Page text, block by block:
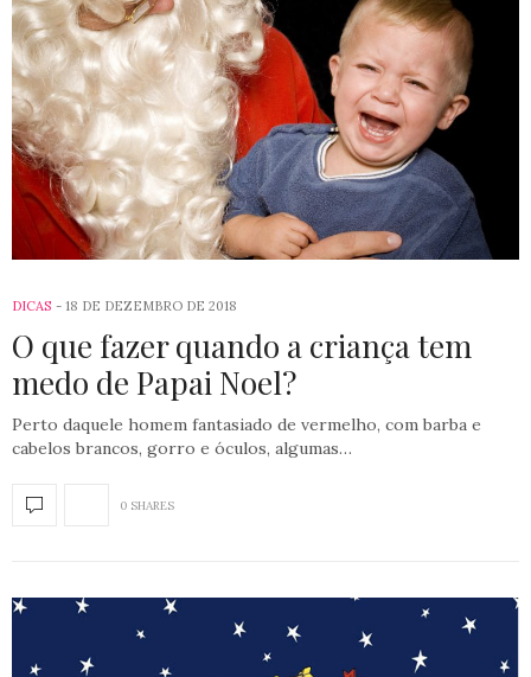
DICAS 18 DE DEZEMBRO DE 2018
O que fazer quando a criança tem
medo de Papai Noel?
Perto daquele homem fantasiado de vermelho, com barba e
cabelos brancos, gorro e óculos, algumas…
0 SHARES